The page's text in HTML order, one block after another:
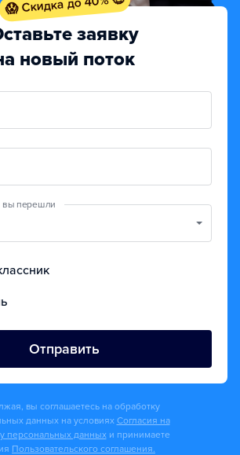
заявку
новый поток
вы перешли
Отправить
вы соглашаетесь на обработку
данных на условиях Согласия на
персональных данных и принимаете
Пользовательского соглашения.